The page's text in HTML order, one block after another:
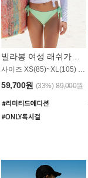
59,700원 (33%) 89,000원